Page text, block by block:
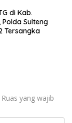
di Kab.
Sulteng
Tersangka
Ruas yang wajib